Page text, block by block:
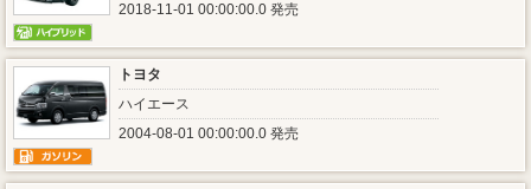
2018-11-01 00:00:00.0 発売
トヨタ
ハイエース
2004-08-01 00:00:00.0 発売